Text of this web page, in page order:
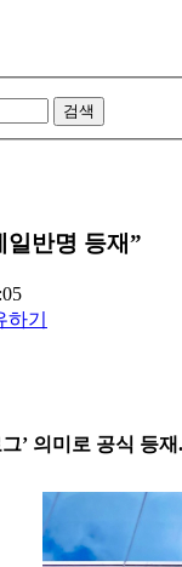
검색
일반명 등재”
기
’ 의미로 공식 등